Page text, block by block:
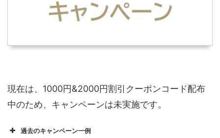
現在は、1000円&2000円割引クーポンコード配布
中のため、キャンペーンは未実施です。
過去のキャンペーン一例